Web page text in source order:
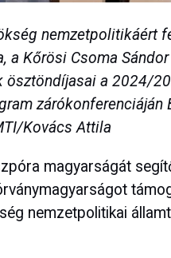
nemzetpolitikáért
a Kőrösi Csoma
a 2024/
zárókonferenciáján
Kovács Attila
magyarságát
nemzetpolitikai